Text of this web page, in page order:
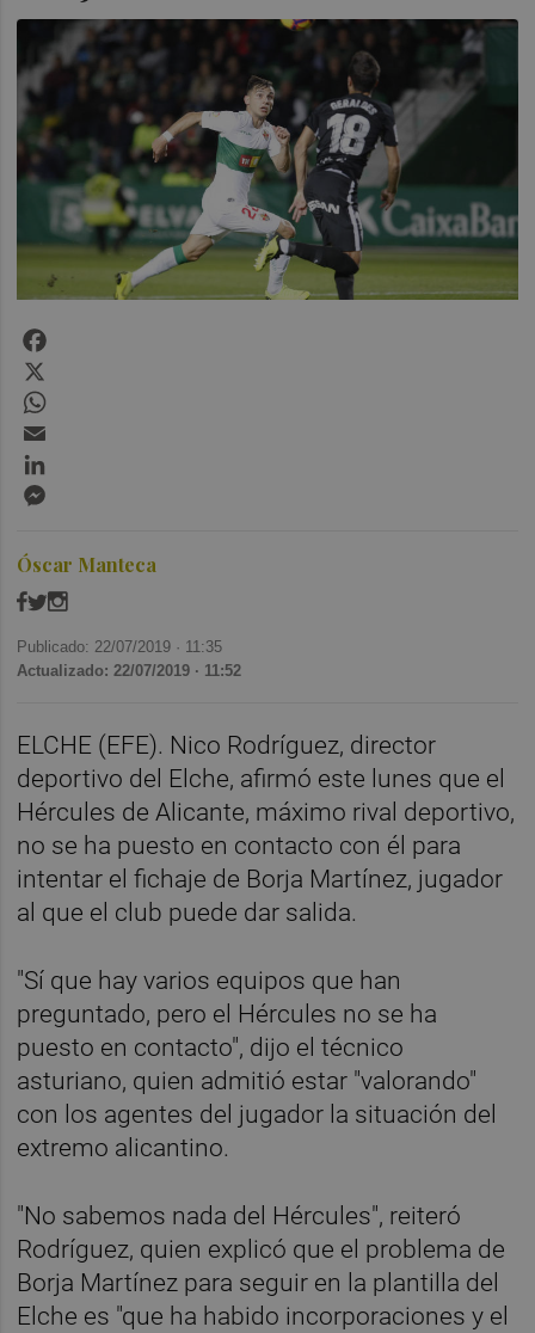
Óscar Manteca
Publicado: 22/07/2019 · 11:35
Actualizado: 22/07/2019 · 11:52
ELCHE (EFE). Nico Rodríguez, director
deportivo del Elche, afirmó este lunes que el
Hércules de Alicante, máximo rival deportivo,
no se ha puesto en contacto con él para
intentar el fichaje de Borja Martínez, jugador
al que el club puede dar salida.
"Sí que hay varios equipos que han
preguntado, pero el Hércules no se ha
puesto en contacto", dijo el técnico
asturiano, quien admitió estar "valorando"
con los agentes del jugador la situación del
extremo alicantino.
"No sabemos nada del Hércules", reiteró
Rodríguez, quien explicó que el problema de
Borja Martínez para seguir en la plantilla del
Elche es "que ha habido incorporaciones y el